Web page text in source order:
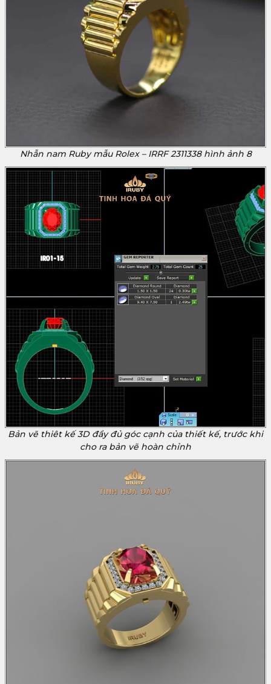
Nhẫn nam Ruby mẫu Rolex – IRRF 2311338 hình ảnh 8
Bản vẽ thiêt kế 3D đầy đủ góc cạnh của thiết kế, trước khi
cho ra bản vẽ hoàn chỉnh